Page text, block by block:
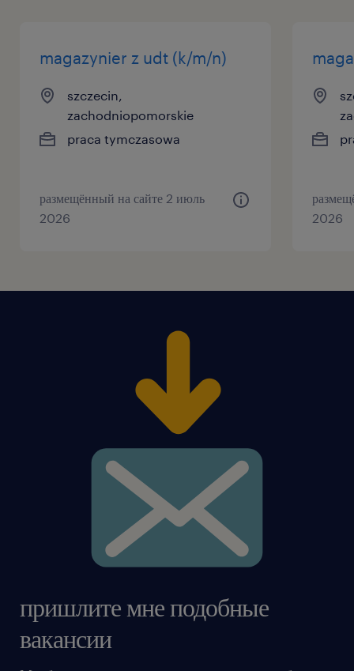
magazynier z udt (k/m/n)
szczecin,
zachodniopomorskie
praca tymczasowa
размещённый на сайте 2 июль
2026
2026
пришлите мне подобные
вакансии